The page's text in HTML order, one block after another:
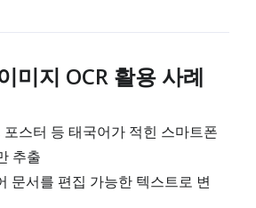
미지 OCR 활용 사례
포스터 등 태국어가 적힌 스마트폰
추출
문서를 편집 가능한 텍스트로 변